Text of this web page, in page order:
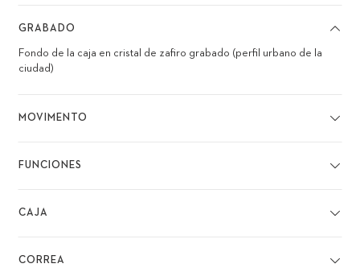
GRABADO
Fondo de la caja en cristal de zafiro grabado (perfil urbano de la
ciudad)
MOVIMENTO
FUNCIONES
CAJA
CORREA